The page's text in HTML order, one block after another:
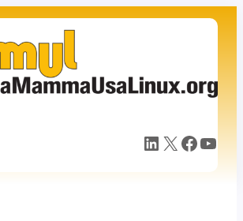
LinkedIn X Facebook YouTube